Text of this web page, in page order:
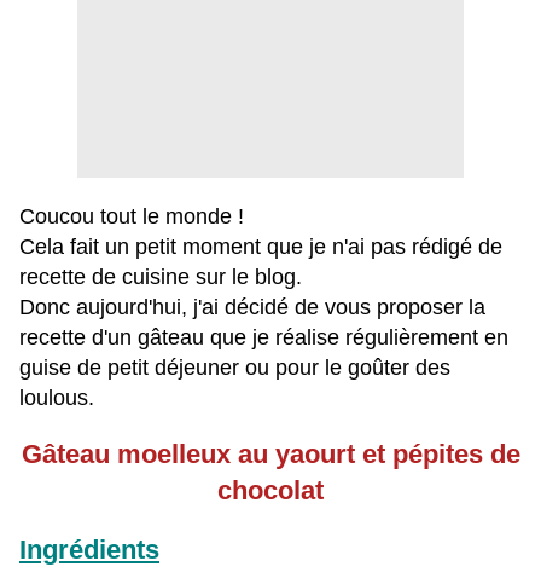
Coucou tout le monde !
Cela fait un petit moment que je n'ai pas rédigé de
recette de cuisine sur le blog.
Donc aujourd'hui, j'ai décidé de vous proposer la
recette d'un gâteau que je réalise régulièrement en
guise de petit déjeuner ou pour le goûter des
loulous.
Gâteau moelleux au yaourt et pépites de
chocolat
Ingrédients